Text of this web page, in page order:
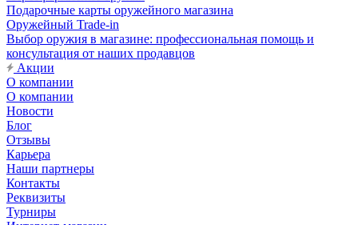
Подарочные карты оружейного магазина
Оружейный Trade-in
Выбор оружия в магазине: профессиональная помощь и
консультация от наших продавцов
Акции
О компании
О компании
Новости
Блог
Отзывы
Карьера
Наши партнеры
Контакты
Реквизиты
Турниры